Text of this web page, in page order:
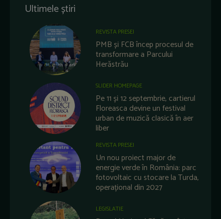
Ultimele știri
REVISTA PRESEI
PMB și FCB încep procesul de
transformare a Parcului
Herăstrău
SLIDER HOMEPAGE
Pe 11 și 12 septembrie, cartierul
Floreasca devine un festival
urban de muzică clasică în aer
liber
REVISTA PRESEI
Un nou proiect major de
energie verde în România: parc
fotovoltaic cu stocare la Turda,
operațional din 2027
LEGISLATIE